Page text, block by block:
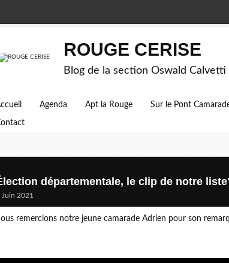
ROUGE CERISE
Blog de la section Oswald Calvetti
Agenda Apt la Rouge Sur le Pont
départementale, le clip de notre
Juin 2021
remercions notre jeune camarade Adrien pour son